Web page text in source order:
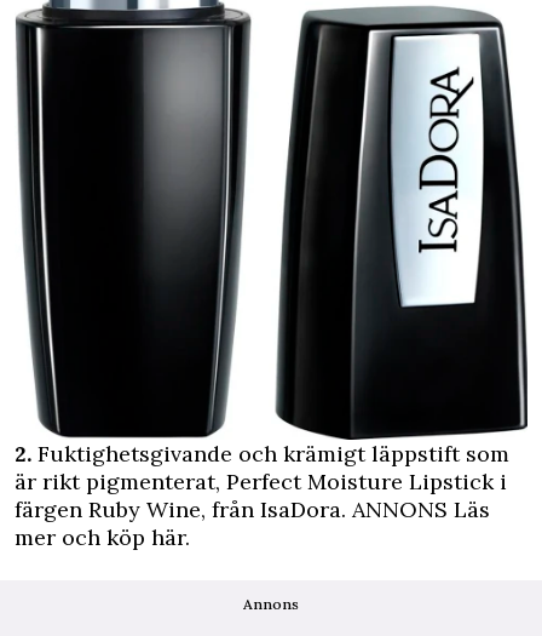
2. Fuktighetsgivande och krämigt läppstift som
är rikt pigmenterat, Perfect Moisture Lipstick i
färgen Ruby Wine, från IsaDora. ANNONS Läs
mer och köp här.
Annons